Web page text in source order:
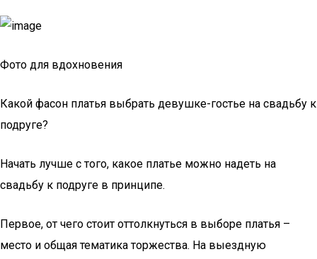
Фото для вдохновения
Какой фасон платья выбрать девушке-гостье на свадьбу к
подруге?
Начать лучше с того, какое платье можно надеть на
свадьбу к подруге в принципе.
Первое, от чего стоит оттолкнуться в выборе платья –
место и общая тематика торжества. На выездную